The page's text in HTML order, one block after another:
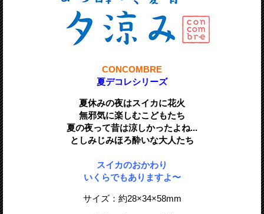
CONCOMBRE
夏デコレシリーズ
夏休みの夜はスイカに花火
無邪気に楽しむこどもたち
夏の夜って昔は涼しかったよね...
としみじみほろ酔いな大人たち
スイカのおかわり
いくらでもありますよ〜
サイズ：約28×34×58mm